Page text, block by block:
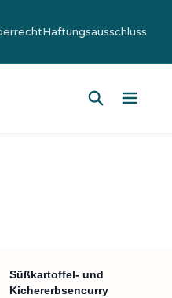
Haftungsausschluss
Süßkartoffel- und
Kichererbsencurry